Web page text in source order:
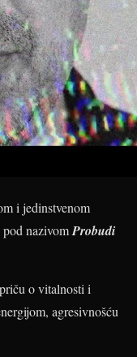
i jedinstvenom
nazivomProbudi
o vitalnosti i
agresivnošću